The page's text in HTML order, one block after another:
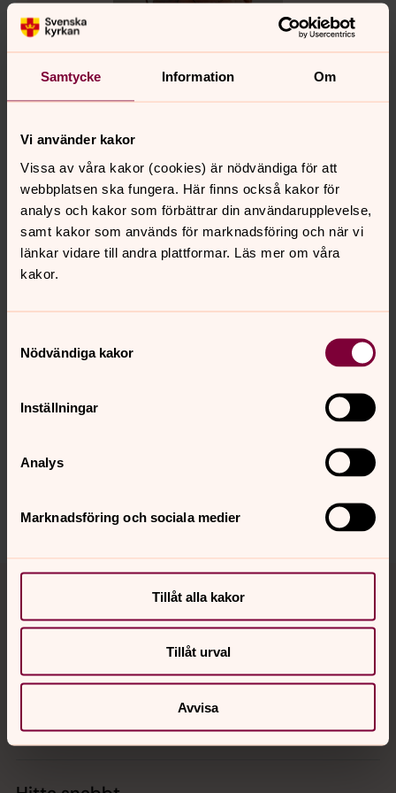
Samtycke Information Om
Vi använder kakor
Vissa av våra kakor (cookies) är nödvändiga för att
webbplatsen ska fungera. Här finns också kakor för
analys och kakor som förbättrar din användarupplevelse,
samt kakor som används för marknadsföring och när vi
länkar vidare till andra plattformar. Läs mer om våra
kakor.
Nödvändiga kakor
Inställningar
Analys
Marknadsföring och sociala medier
Tillåt alla kakor
Tillåt urval
Avvisa
Patrik Blomberg
Kyrkogårdsspecialist, Falkenbergs pastorat
Direkt:0346-371 23 SMS:0724-65 32 22
E-post:
patrik.blomberg@svenskakyrkan.se
Mer om Patrik Blomberg
Senast ändrad 18 mars 2019
innehåll?
Dela
Tillbaka till toppen
Tillbaka till innehållet
Kalender